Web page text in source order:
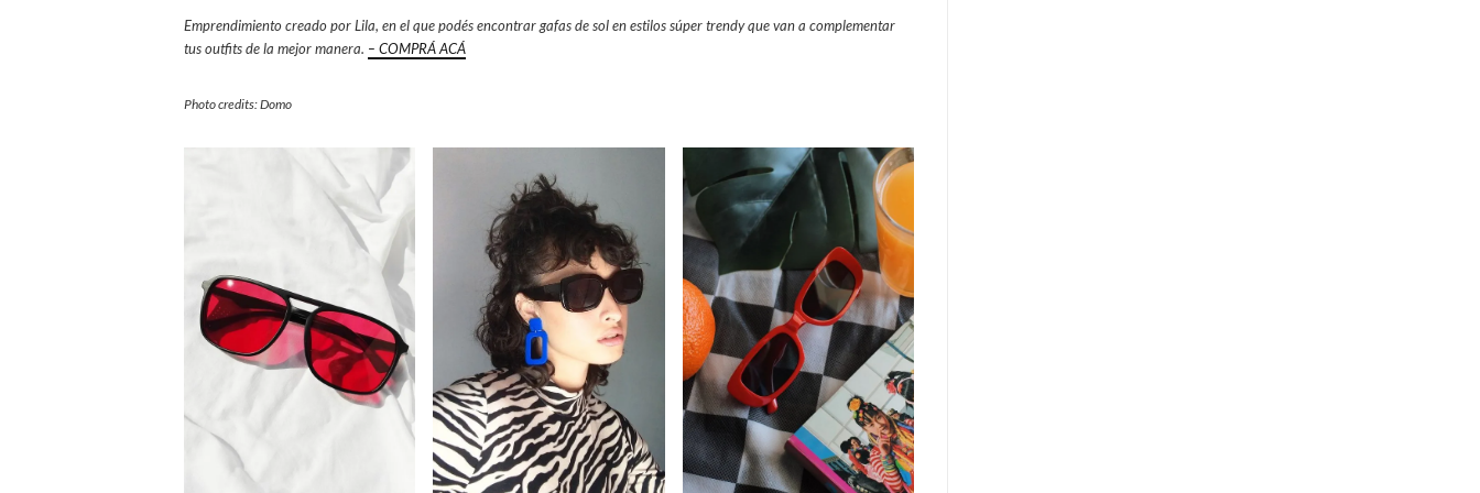
Emprendimiento creado por Lila, en el que podés encontrar gafas de sol en estilos súper trendy que van a complementar
tus outfits de la mejor manera. – COMPRÁ ACÁ
Photo credits: Domo